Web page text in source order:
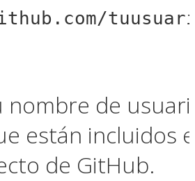
de
están incluidos
de GitHub.